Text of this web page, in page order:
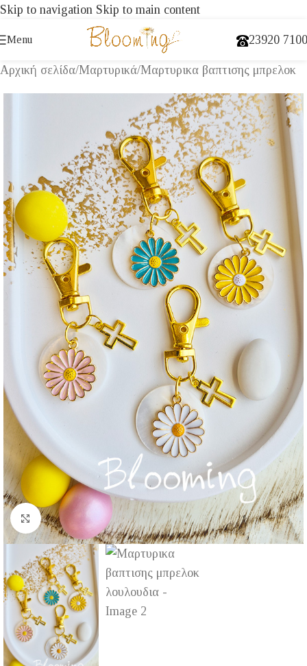
Skip to navigation Skip to main content
Menu 23920
Αρχική σελίδα/Μαρτυρικά/Μαρτυρικα βαπτισης μπρελοκ
Click to enlarge